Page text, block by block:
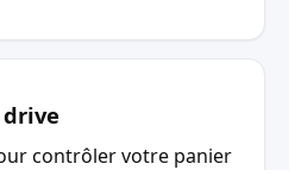
contrôler votre panier